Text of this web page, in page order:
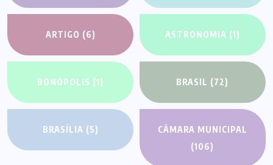
ARTIGO (6) ASTRONOMIA (1)
BONÓPOLIS (1) BRASIL (72)
BRASÍLIA (5)
CÂMARA MUNICIPAL
(106)